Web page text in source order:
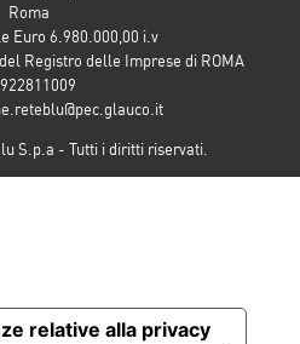
Roma
Euro 6.980.000,00 i.v
Registro delle Imprese di ROMA
S.p.a - Tutti i diritti riservati.
relative alla privacy